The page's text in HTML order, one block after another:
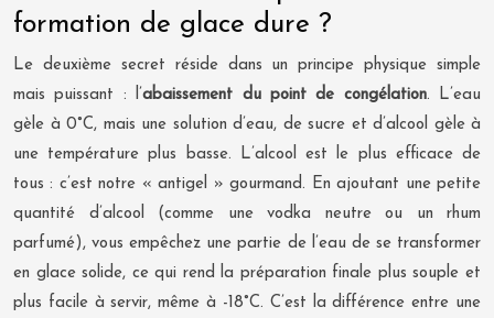
formation de glace dure ?
Le deuxième secret réside dans un principe physique simple
mais puissant : l’abaissement du point de congélation. L’eau
gèle à 0°C, mais une solution d’eau, de sucre et d’alcool gèle à
une température plus basse. L’alcool est le plus efficace de
tous : c’est notre « antigel » gourmand. En ajoutant une petite
quantité d’alcool (comme une vodka neutre ou un rhum
parfumé), vous empêchez une partie de l’eau de se transformer
en glace solide, ce qui rend la préparation finale plus souple et
plus facile à servir, même à -18°C. C’est la différence entre une